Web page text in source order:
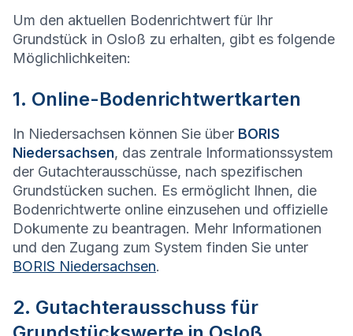
Um den aktuellen Bodenrichtwert für Ihr
Grundstück in Osloß zu erhalten, gibt es folgende
Möglichlichkeiten:
1. Online-Bodenrichtwertkarten
In Niedersachsen können Sie über BORIS
Niedersachsen, das zentrale Informationssystem
der Gutachterausschüsse, nach spezifischen
Grundstücken suchen. Es ermöglicht Ihnen, die
Bodenrichtwerte online einzusehen und offizielle
Dokumente zu beantragen. Mehr Informationen
und den Zugang zum System finden Sie unter
BORIS Niedersachsen.
2. Gutachterausschuss für